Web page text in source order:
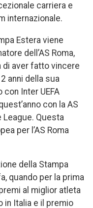
carriera e
internazionale.
Estera viene
dell’AS Roma,
di aver fatto vincere
anni della sua
Inter UEFA
con la AS
League. Questa
per l’AS Roma
della Stampa
quando per la prima
al miglior atleta
in Italia e il premio